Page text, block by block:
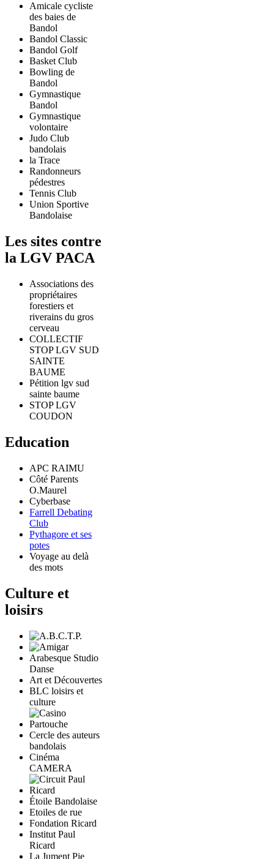
Amicale cycliste
des baies de
Bandol
Bandol Classic
Bandol Golf
Basket Club
Bowling de
Bandol
Gymnastique
Bandol
Gymnastique
volontaire
Judo Club
bandolais
la Trace
Randonneurs
pédestres
Tennis Club
Union Sportive
Bandolaise
Les sites contre
la LGV PACA
Associations des
propriétaires
forestiers et
riverains du gros
cerveau
COLLECTIF
STOP LGV SUD
SAINTE
BAUME
Pétition lgv sud
sainte baume
STOP LGV
COUDON
Education
APC RAIMU
Côté Parents
O.Maurel
Cyberbase
Farrell Debating
Club
Pythagore et ses
potes
Voyage au delà
des mots
Culture et
loisirs
Arabesque Studio
Danse
Art et Découvertes
BLC loisirs et
culture
Cercle des auteurs
bandolais
Cinéma
CAMERA
Étoile Bandolaise
Etoiles de rue
Fondation Ricard
Institut Paul
Ricard
La Jument Pie